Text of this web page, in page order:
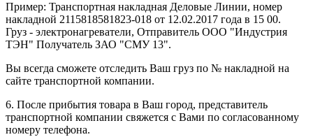
Пример: Транспортная накладная Деловые Линии, номер
накладной 2115818581823-018 от 12.02.2017 года в 15 00.
Груз - электронагреватели, Отправитель ООО "Индустрия
ТЭН" Получатель ЗАО "СМУ 13".
Вы всегда сможете отследить Ваш груз по № накладной на
сайте транспортной компании.
6. После прибытия товара в Ваш город, представитель
транспортной компании свяжется с Вами по согласованному
номеру телефона.